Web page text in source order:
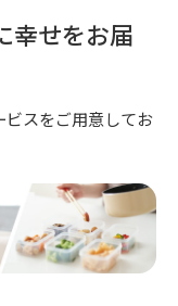
幸せをお届
スをご用意してお